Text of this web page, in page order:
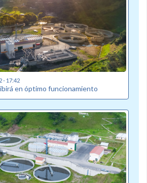
- 17:42
en óptimo funcionamiento